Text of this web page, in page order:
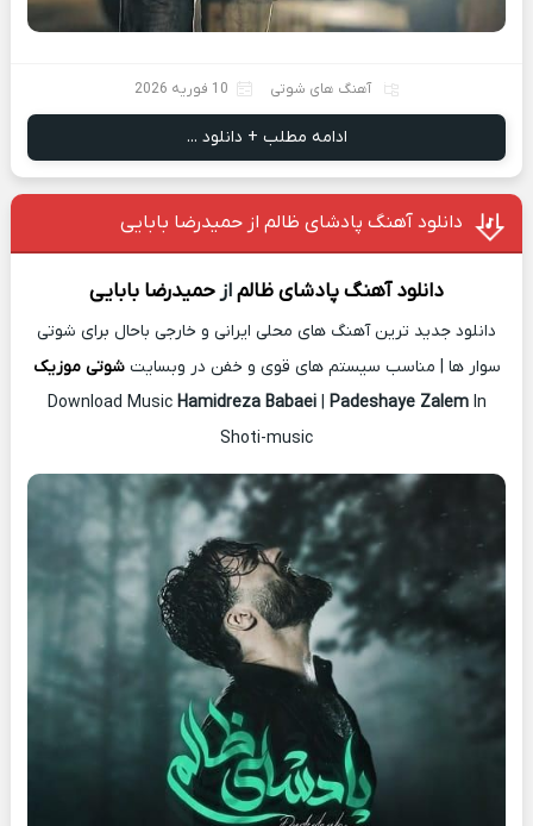
آهنگ های شوتی 10 فوریه 2026
ادامه مطلب + دانلود ...
دانلود آهنگ پادشای ظالم از حمیدرضا بابایی
دانلود آهنگپادشای ظالمازحمیدرضا بابایی
دانلود جدید ترین آهنگ های محلی ایرانی و خارجی باحال برای شوتی
سوار ها | مناسب سیستم های قوی و خفن در وبسایتشوتی موزیک
Download Music Hamidreza Babaei| Padeshaye ZalemIn
Shoti-music